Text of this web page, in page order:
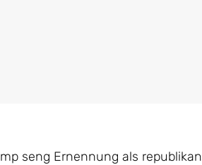
seng Ernennung als